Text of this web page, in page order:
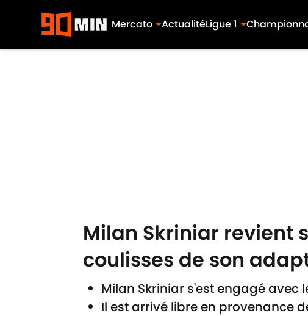
Mercato ActualitéLigue 1
Milan Skriniar revient
coulisses de son
Milan Skriniar s'est engagé avec
Il est arrivé libre en provenance